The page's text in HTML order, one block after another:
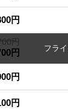
円
円
円
円
円